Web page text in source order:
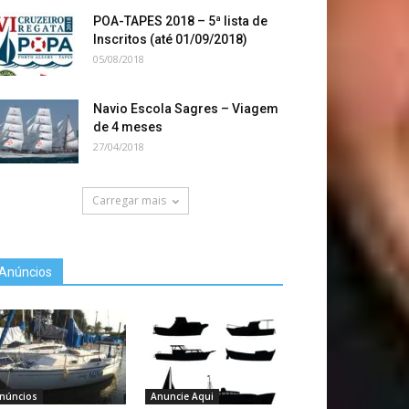
POA-TAPES 2018 – 5ª lista de
Inscritos (até 01/09/2018)
05/08/2018
Navio Escola Sagres – Viagem
de 4 meses
27/04/2018
Carregar mais
Anuncie Aqui